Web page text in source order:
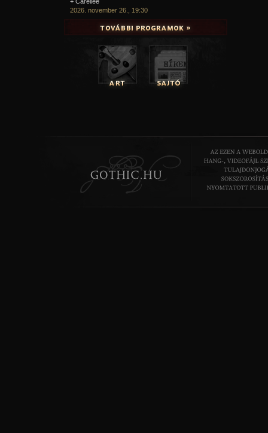
2026. november 26., 19:30